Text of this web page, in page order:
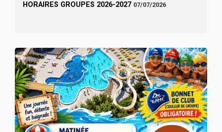
HORAIRES GROUPES 2026-2027 07/07/2026